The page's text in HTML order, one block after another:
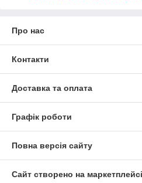
Про нас
Контакти
Доставка та оплата
Графік роботи
Повна версія сайту
Сайт створено на маркетплейсі